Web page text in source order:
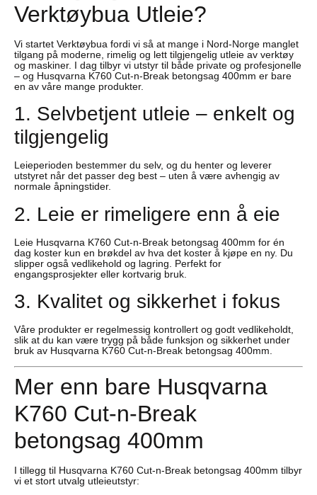
Verktøybua Utleie?
Vi startet Verktøybua fordi vi så at mange i Nord-Norge manglet
tilgang på moderne, rimelig og lett tilgjengelig utleie av verktøy
og maskiner. I dag tilbyr vi utstyr til både private og profesjonelle
– og Husqvarna K760 Cut-n-Break betongsag 400mm er bare
en av våre mange produkter.
1. Selvbetjent utleie – enkelt og
tilgjengelig
Leieperioden bestemmer du selv, og du henter og leverer
utstyret når det passer deg best – uten å være avhengig av
normale åpningstider.
2. Leie er rimeligere enn å eie
Leie Husqvarna K760 Cut-n-Break betongsag 400mm for én
dag koster kun en brøkdel av hva det koster å kjøpe en ny. Du
slipper også vedlikehold og lagring. Perfekt for
engangsprosjekter eller kortvarig bruk.
3. Kvalitet og sikkerhet i fokus
Våre produkter er regelmessig kontrollert og godt vedlikeholdt,
slik at du kan være trygg på både funksjon og sikkerhet under
bruk av Husqvarna K760 Cut-n-Break betongsag 400mm.
Mer enn bare Husqvarna
K760 Cut-n-Break
betongsag 400mm
I tillegg til Husqvarna K760 Cut-n-Break betongsag 400mm tilbyr
vi et stort utvalg utleieutstyr: